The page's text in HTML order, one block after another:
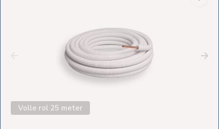
Installatiematerialen
Ventilators
Volle rol 25 meter